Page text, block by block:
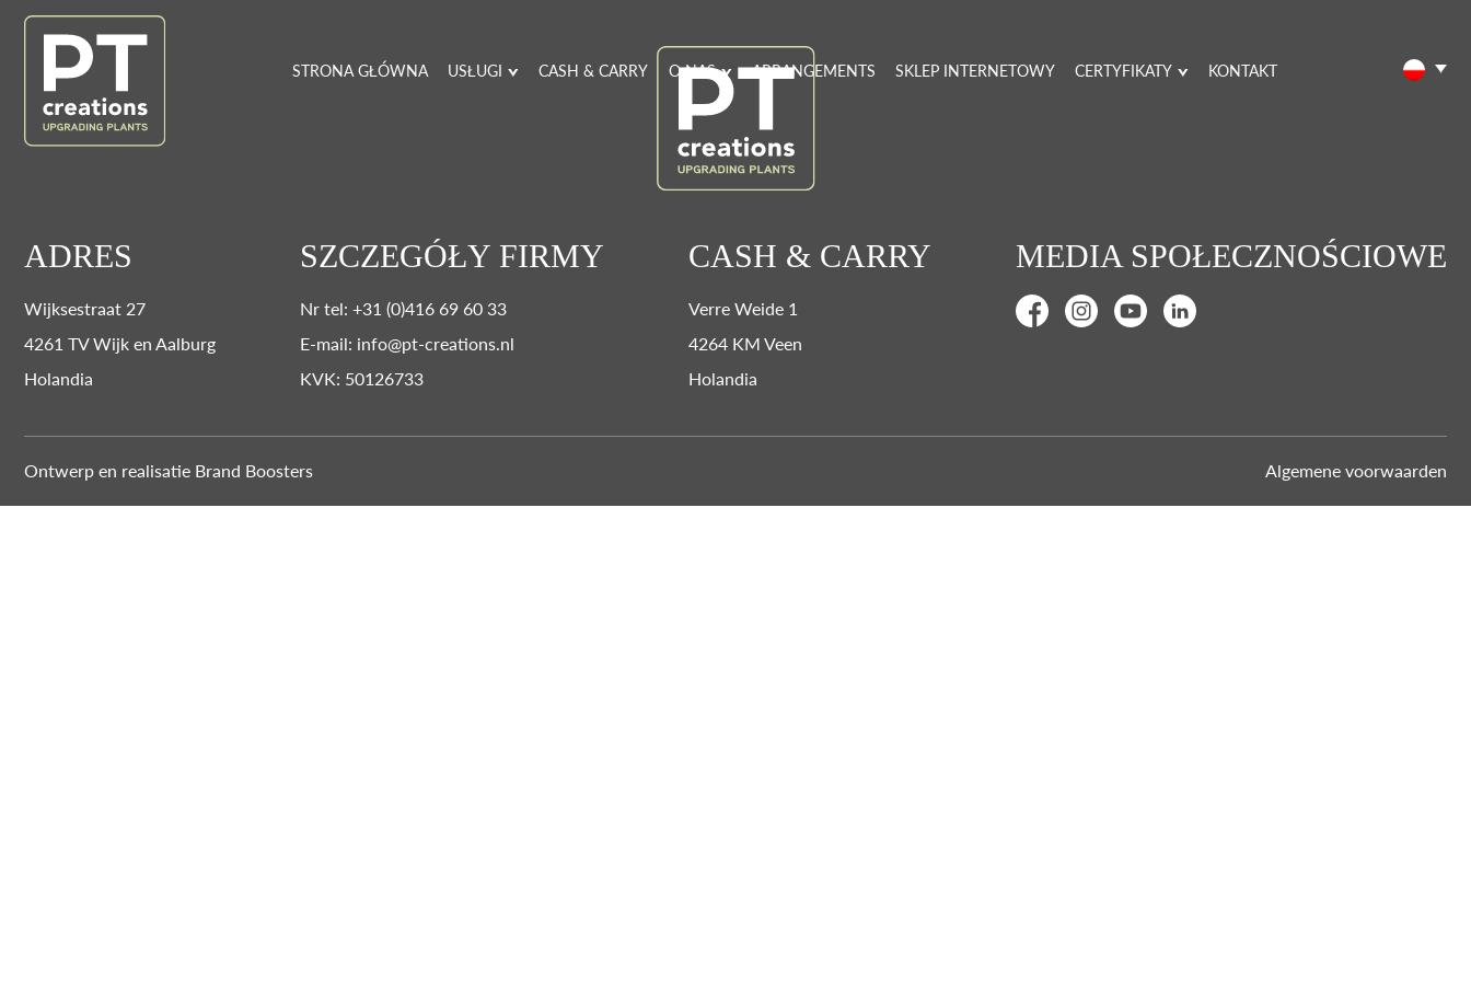
STRONA GŁÓWNA USŁUGI CASH & CARRY O NAS ARRANGEMENTS SKLEP INTERNETOWY CERTYFIKATY KONTAKT
ADRES
Wijksestraat 27
4261 TV Wijk en Aalburg
Holandia
SZCZEGÓŁY FIRMY
Nr tel: +31 (0)416 69 60 33
E-mail: info@pt-creations.nl
KVK: 50126733
CASH & CARRY
Verre Weide 1
4264 KM Veen
Holandia
MEDIA SPOŁECZNOŚCIOWE
Ontwerp en realisatie Brand Boosters Algemene voorwaarden